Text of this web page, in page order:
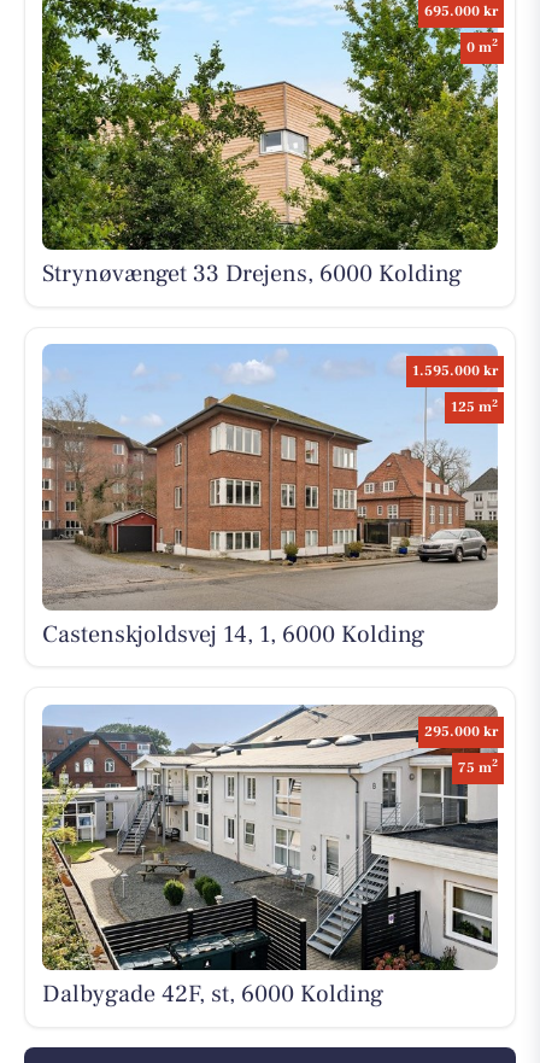
695.000 kr
0 m2
Strynøvænget 33 Drejens, 6000 Kolding
1.595.000 kr
125 m2
Castenskjoldsvej 14, 1, 6000 Kolding
295.000 kr
75 m2
Dalbygade 42F, st, 6000 Kolding